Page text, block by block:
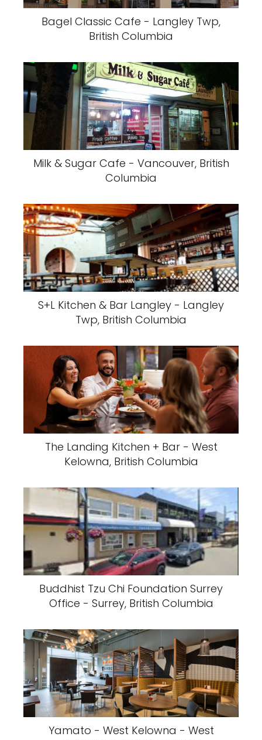
Bagel Classic Cafe - Langley Twp,
British Columbia
Milk & Sugar Cafe - Vancouver, British
Columbia
S+L Kitchen & Bar Langley - Langley
Twp, British Columbia
The Landing Kitchen + Bar - West
Kelowna, British Columbia
Buddhist Tzu Chi Foundation Surrey
Office - Surrey, British Columbia
Yamato - West Kelowna - West